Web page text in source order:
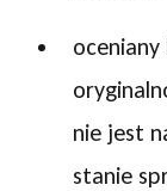
oceniany
nie jest
stanie